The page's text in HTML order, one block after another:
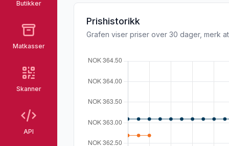
Butikker
Matkasser
Skanner
API
Prishistorikk
Grafen viser priser over 30 dager, merk